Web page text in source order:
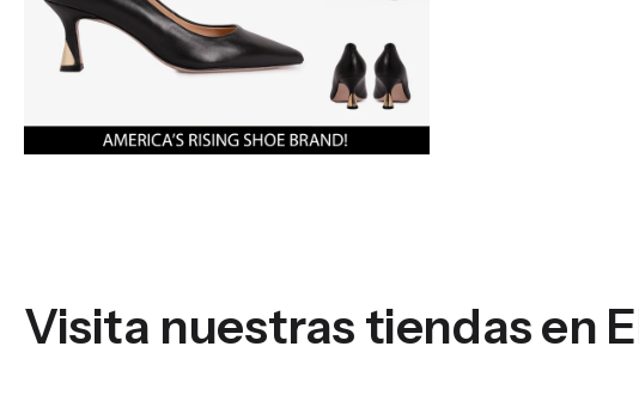
Visita nuestras tiendas en